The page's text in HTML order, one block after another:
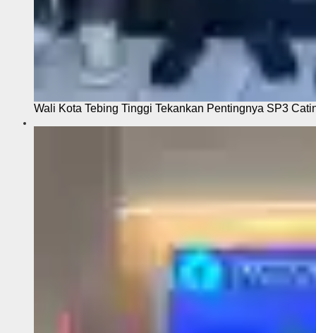
Wali Kota Tebing Tinggi Tekankan Pentingnya SP3